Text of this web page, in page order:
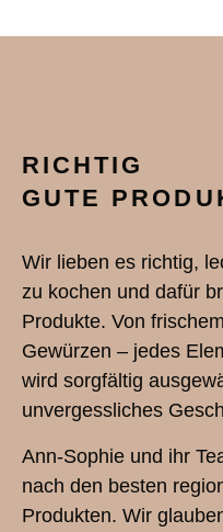
RICHTIG
GUTE
Wir lieben es richtig,
zu kochen und dafür
Produkte. Von
Gewürzen – jedes
wird sorgfältig
unvergessliches
Ann-Sophie und ihr
nach den besten
Produkten. Wir